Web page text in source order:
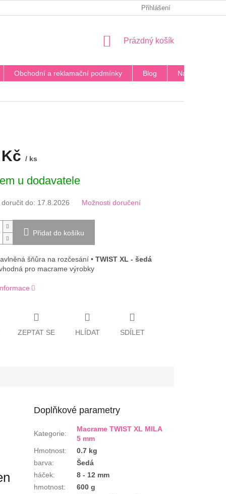
PODMÍNKY OCHRANY OSOBNÍCH ÚDAJŮ BLOG
Přihlášení
NÁKUPNÍ
Prázdný košík
Obchodní a reklamační podmínky Blog Napište nám
/ ks
u dodavatele
do: 17.8.2026 Možnosti doručení
Přidat do košíku
šňůra na rozčesání • TWIST XL - šedá
pro macrame výrobky
ZEPTAT SE HLÍDAT SDÍLET
Doplňkové parametry
Kategorie:
Macrame TWIST XL MILA
5 mm
Hmotnost:
0.7 kg
barva:
Šedá
háček:
8 - 12 mm
hmotnost: 600 g